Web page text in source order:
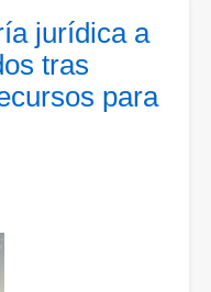
jurídica a
tras
para